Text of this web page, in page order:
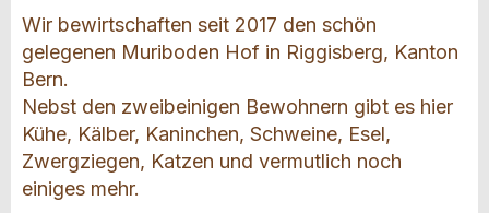
Wir bewirtschaften seit 2017 den schön
gelegenen Muriboden Hof in Riggisberg, Kanton
Bern.
Nebst den zweibeinigen Bewohnern gibt es hier
Kühe, Kälber, Kaninchen, Schweine, Esel,
Zwergziegen, Katzen und vermutlich noch
einiges mehr.